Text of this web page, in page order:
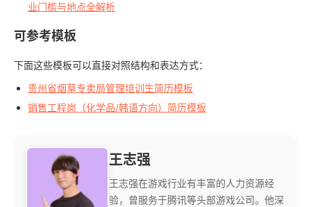
业门槛与地点全解析
可参考模板
下面这些模板可以直接对照结构和表达方式：
贵州省烟草专卖局管理培训生简历模板
销售工程岗（化学品/韩语方向）简历模板
王志强
王志强在游戏行业有丰富的人力资源经
验，曾服务于腾讯等头部游戏公司。他深